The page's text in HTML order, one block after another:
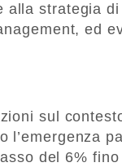
alla strategia
ed
sul
l’emergenza
del 6%